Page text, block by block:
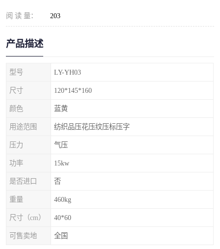
阅 读 量： 203
产品描述
型号 LY-YH03
尺寸 120*145*160
颜色 蓝黄
用途范围 纺织品压花压纹压标压字
压力 气压
功率 15kw
是否进口 否
重量 460kg
尺寸（cm） 40*60
可售卖地 全国